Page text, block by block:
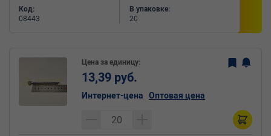
Код:
08443
В упаковке:
20
Цена за единицу:
13,39 руб.
Интернет-цена Оптовая цена